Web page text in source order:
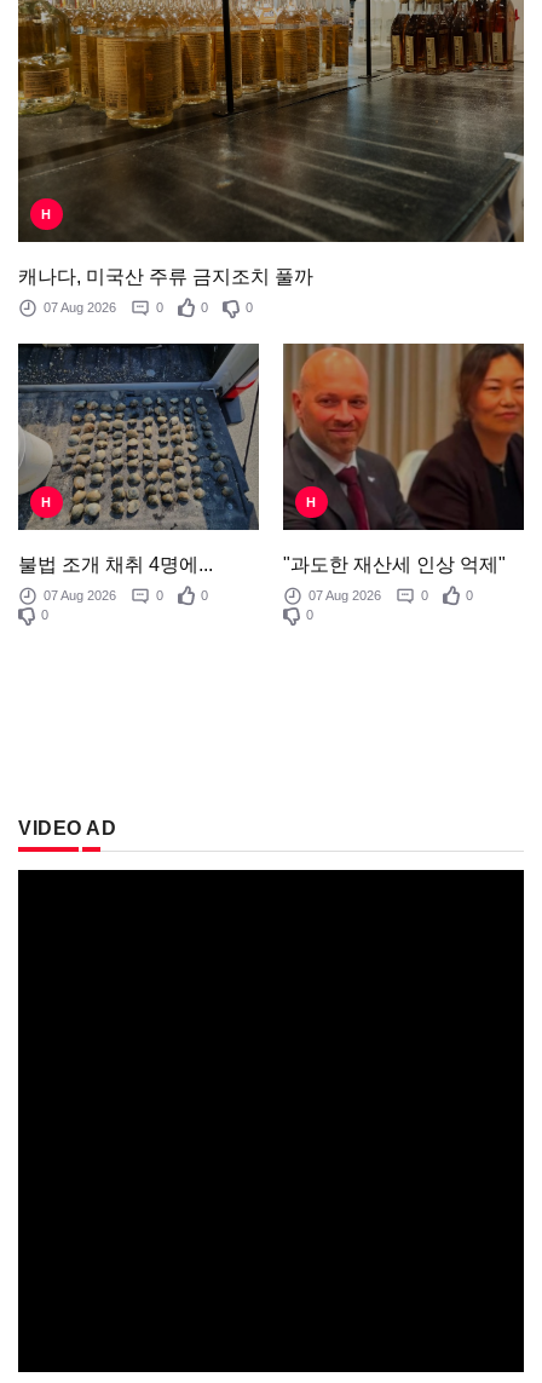
H
캐나다, 미국산 주류 금지조치 풀까
07 Aug 2026 0 0 0
H
불법 조개 채취 4명에...
07 Aug 2026 0
0
0
H
"과도한 재산세 인상 억제"
07 Aug 2026 0
0
0
VIDEO AD